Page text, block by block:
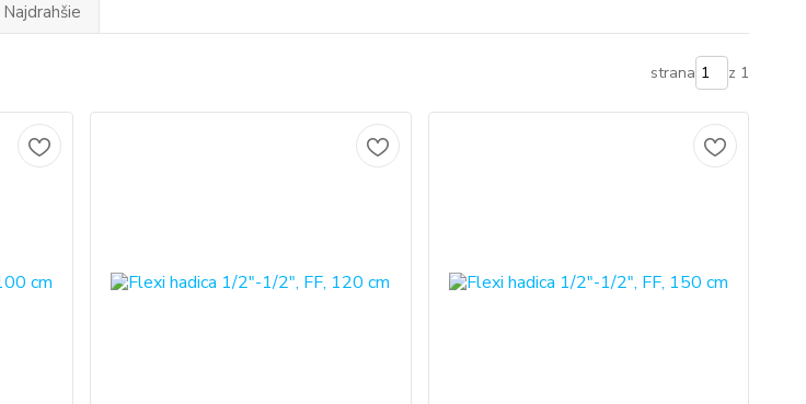
Najdrahšie
strana z 1